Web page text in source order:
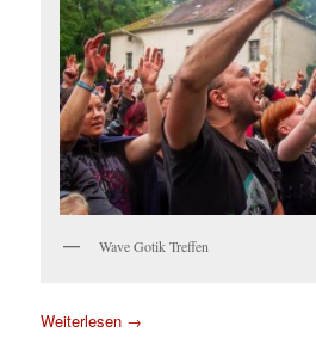
Wave Gotik Treffen
Weiterlesen →